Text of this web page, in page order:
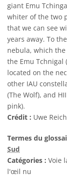
giant Emu
whiter of the two
that we can see
years away. To
nebula, which
the Emu Tchnigal
located on the
other IAU
(The Wolf), and
pink).
Crédit : Uwe
Termes du
Sud
Catégories : Voie
l'œil nu